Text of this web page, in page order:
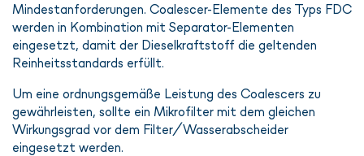
Mindestanforderungen. Coalescer-Elemente des Typs FDC
werden in Kombination mit Separator-Elementen
eingesetzt, damit der Dieselkraftstoff die geltenden
Reinheitsstandards erfüllt.
Um eine ordnungsgemäße Leistung des Coalescers zu
gewährleisten, sollte ein Mikrofilter mit dem gleichen
Wirkungsgrad vor dem Filter/Wasserabscheider
eingesetzt werden.